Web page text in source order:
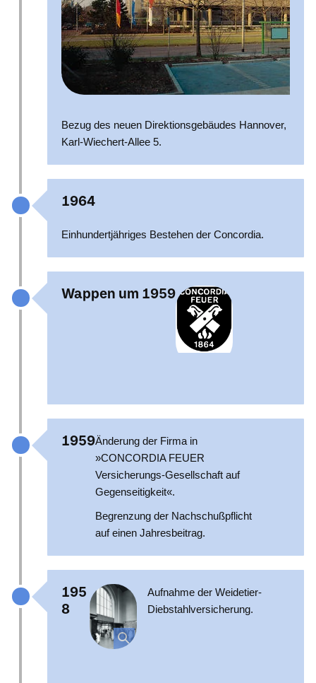
Bezug des neuen Direktionsgebäudes Hannover,
Karl-Wiechert-Allee 5.
1964
Einhundertjähriges Bestehen der Concordia.
Wappen um 1959
1959Änderung der Firma in
»CONCORDIA FEUER
Versicherungs-Gesellschaft auf
Gegenseitigkeit«.
Begrenzung der Nachschußpflicht
auf einen Jahresbeitrag.
195
8
Aufnahme der Weidetier-
Diebstahlversicherung.